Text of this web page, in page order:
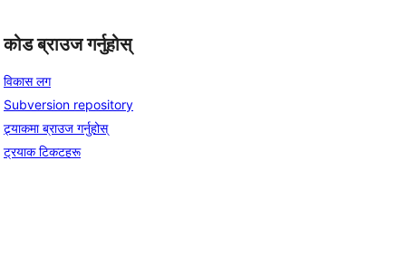
कोड ब्राउज गर्नुहोस्
विकास लग
Subversion repository
ट्र्याकमा ब्राउज गर्नुहोस्
ट्रयाक टिकटहरू